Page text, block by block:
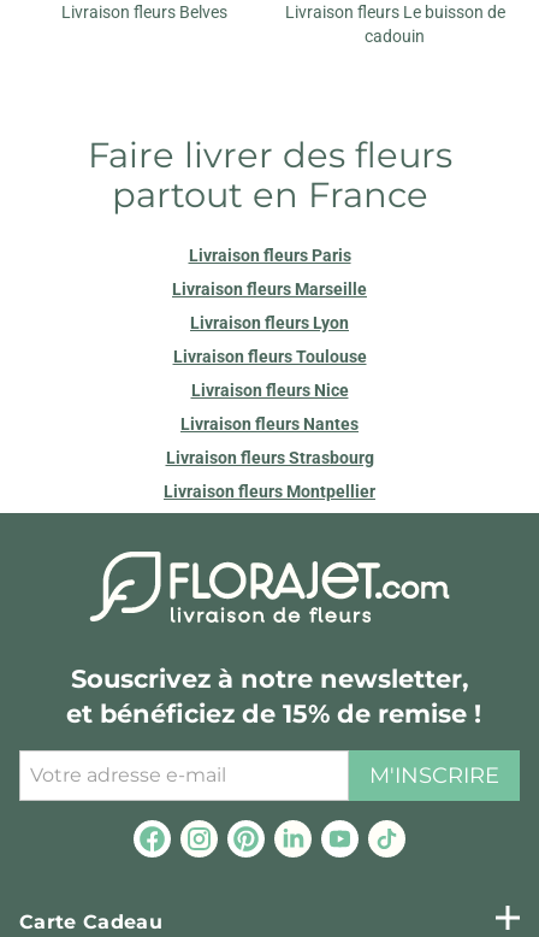
Livraison fleurs Belves
Livraison fleurs Le buisson de
cadouin
Faire livrer des fleurs
partout en France
Livraison fleurs Paris
Livraison fleurs Marseille
Livraison fleurs Lyon
Livraison fleurs Toulouse
Livraison fleurs Nice
Livraison fleurs Nantes
Livraison fleurs Strasbourg
Livraison fleurs Montpellier
Souscrivez à notre newsletter,
et bénéficiez de 15% de remise !
M'INSCRIRE
Carte Cadeau